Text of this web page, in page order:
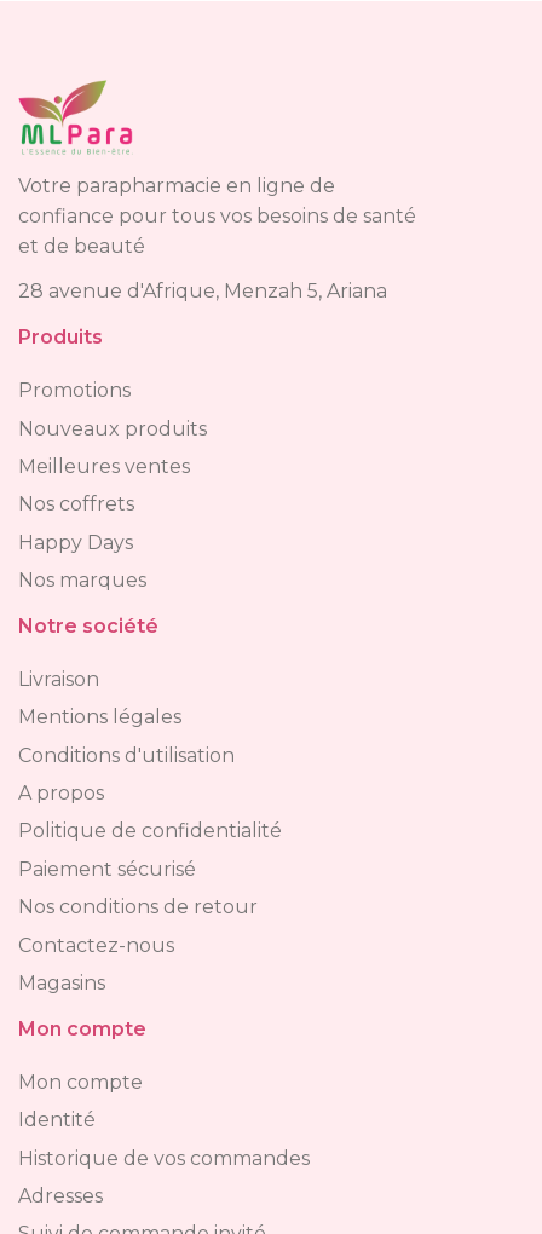
Votre parapharmacie en ligne de
confiance pour tous vos besoins de santé
et de beauté
28 avenue d'Afrique, Menzah 5, Ariana
Produits
Promotions
Nouveaux produits
Meilleures ventes
Nos coffrets
Happy Days
Nos marques
Notre société
Livraison
Mentions légales
Conditions d'utilisation
A propos
Politique de confidentialité
Paiement sécurisé
Nos conditions de retour
Contactez-nous
Magasins
Mon compte
Mon compte
Identité
Historique de vos commandes
Adresses